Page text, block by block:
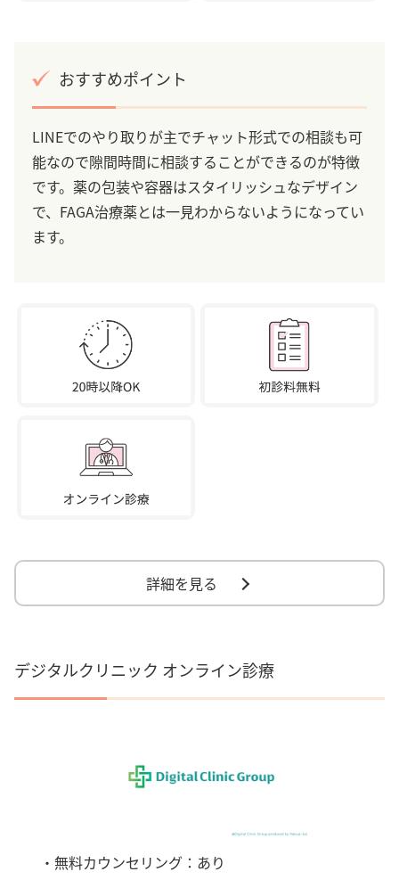
おすすめポイント
LINEでのやり取りが主でチャット形式での相談も可
能なので隙間時間に相談することができるのが特徴
です。薬の包装や容器はスタイリッシュなデザイン
で、FAGA治療薬とは一見わからないようになってい
ます。
詳細を見る
デジタルクリニック オンライン診療
・無料カウンセリング：あり